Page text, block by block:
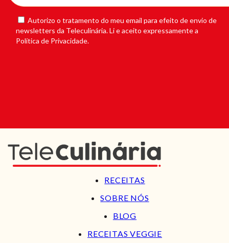
Autorizo o tratamento do meu email para efeito de envio de
newsletters da Teleculinária. Li e aceito expressamente a
Política de Privacidade.
RECEITAS
SOBRE NÓS
BLOG
RECEITAS VEGGIE